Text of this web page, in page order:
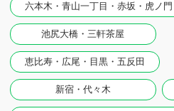
六本木・青山一丁目・赤坂・虎ノ門
池尻大橋・三軒茶屋
恵比寿・広尾・目黒・五反田
新宿・代々木